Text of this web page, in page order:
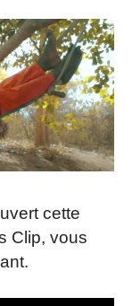
cette
Clip, vous